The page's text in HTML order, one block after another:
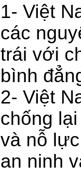
1- Việt
các
trái với
bình
2- Việt
chống
và nỗ
an ninh